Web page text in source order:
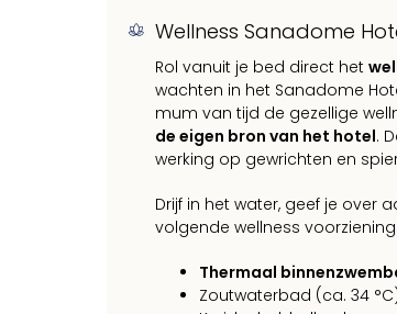
Wellness Sanadome
Rol vanuit je bed direct het
wachten in het Sanadome
mum van tijd de gezellige
de eigen bron van het hotel.
werking op gewrichten en
Drijf in het water, geef je over
volgende wellness
Thermaal
Zoutwaterbad (ca. 34